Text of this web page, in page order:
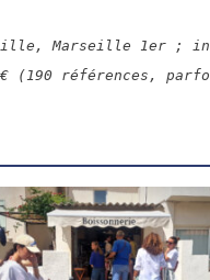
Marseille 1er ;
(190 références,